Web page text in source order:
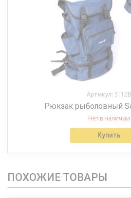
Артикул: S112B
Рюкзак рыболовный
Нет в наличии
Купить
ПОХОЖИЕ ТОВАРЫ